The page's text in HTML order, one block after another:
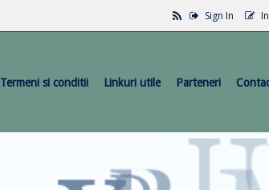
Sign In
Termeni si conditii Linkuri utile Parteneri